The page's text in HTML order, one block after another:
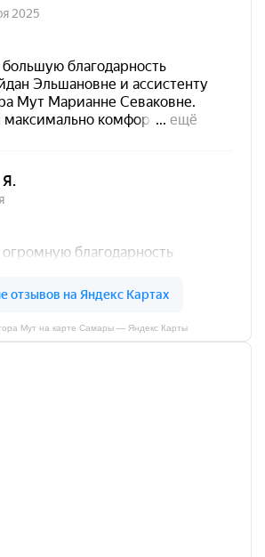
Мут на карте Самары — Яндекс Карты